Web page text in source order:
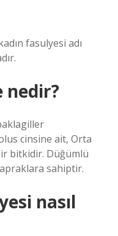
fasulyesi adı
nedir?
cinsine ait, Orta
bitkidir. Düğümlü
sahiptir.
nasıl